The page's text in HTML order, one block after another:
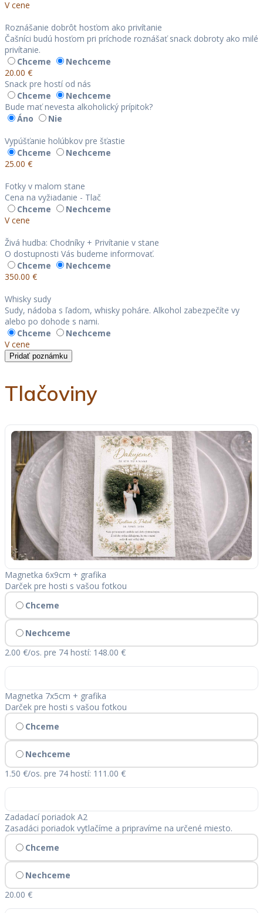
V cene
Roznášanie dobrôt hosťom ako privítanie
Čašníci budú hosťom pri príchode roznášať snack dobroty ako milé
privítanie.
Chceme
Nechceme
20.00 €
Snack pre hostí od nás
Chceme
Nechceme
Bude mať nevesta alkoholický prípitok?
Áno
Nie
Vypúšťanie holúbkov pre šťastie
Chceme
Nechceme
25.00 €
Fotky v malom stane
Cena na vyžiadanie - Tlač
Chceme
Nechceme
V cene
Živá hudba: Chodníky + Privítanie v stane
O dostupnosti Vás budeme informovať.
Chceme
Nechceme
350.00 €
Whisky sudy
Sudy, nádoba s ľadom, whisky poháre. Alkohol zabezpečíte vy
alebo po dohode s nami.
Chceme
Nechceme
V cene
Pridať poznámku
Tlačoviny
Magnetka 6x9cm + grafika
Darček pre hosti s vašou fotkou
Chceme
Nechceme
2.00 €/os. pre 74 hostí: 148.00 €
Magnetka 7x5cm + grafika
Darček pre hosti s vašou fotkou
Chceme
Nechceme
1.50 €/os. pre 74 hostí: 111.00 €
Zadadací poriadok A2
Zasadáci poriadok vytlačíme a pripravíme na určené miesto.
Chceme
Nechceme
20.00 €